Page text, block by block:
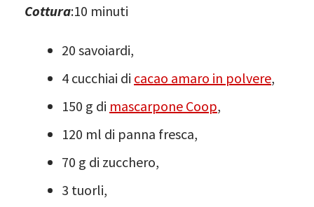
Cottura:10 minuti
20 savoiardi,
4 cucchiai di cacao amaro in polvere,
150 g di mascarpone Coop,
120 ml di panna fresca,
70 g di zucchero,
3 tuorli,